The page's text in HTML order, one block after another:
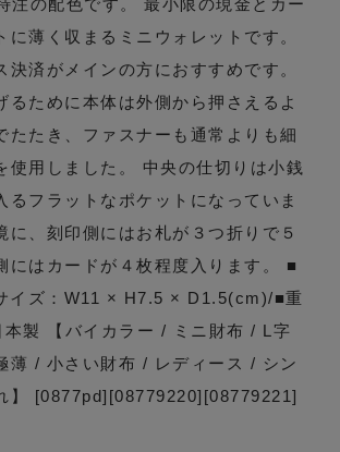
注の配色です。 最小限の現金とカー
に薄く収まるミニウォレットです。
決済がメインの方におすすめです。
るために本体は外側から押さえるよ
たたき、ファスナーも通常よりも細
使用しました。 中央の仕切りは小銭
るフラットなポケットになっていま
に、刻印側にはお札が３つ折りで５
にはカードが４枚程度入ります。 ■
イズ：W11 × H7.5 × D1.5(cm)/■重
製 【バイカラー / ミニ財布 / L字
薄 / 小さい財布 / レディース / シン
】 [0877pd][08779220][08779221]